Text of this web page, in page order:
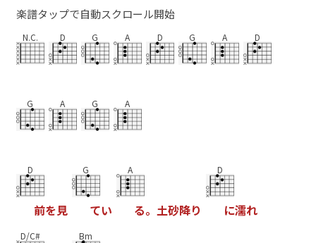
楽譜タップで自動スクロール開始
N.C. D G A D G A D
G A G A
D
前を見
G
てい
A
る。 土砂降り
D
に濡れ
D/C# Bm